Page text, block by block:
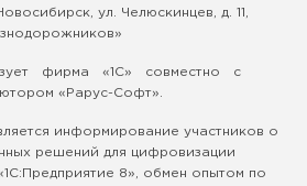
ул. Челюскинцев, д. 11,
фирма «1С» совместно с
«Рарус-Софт».
информирование участников о
решений для цифровизации
8», обмен опытом по